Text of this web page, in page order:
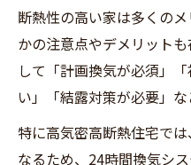
断熱性の高い家は多くの
かの注意点やデメリット
して「計画換気が必須」
い」「結露対策が必要」な
特に高気密高断熱住宅で
なるため、24時間換気シ